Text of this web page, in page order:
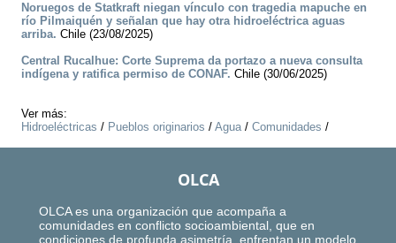
Noruegos de Statkraft niegan vínculo con tragedia mapuche en
río Pilmaiquén y señalan que hay otra hidroeléctrica aguas
arriba. Chile (23/08/2025)
Central Rucalhue: Corte Suprema da portazo a nueva consulta
indígena y ratifica permiso de CONAF. Chile (30/06/2025)
Ver más:
Hidroeléctricas / Pueblos originarios / Agua/ Comunidades /
OLCA
OLCA es una organización que acompaña a
comunidades en conflicto socioambiental, que en
condiciones de profunda asimetría, enfrentan un modelo